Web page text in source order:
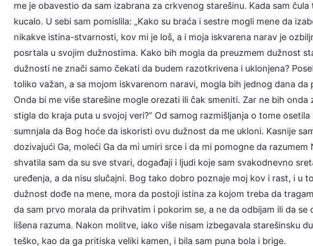
me je obavestio da sam izabrana za crkvenog starešinu. Kada sam
kucalo. U sebi sam pomislila: „Kako su braća i sestre mogli mene da
nikakve istina-stvarnosti, kov mi je loš, a i moja iskvarena narav je
posrtala u svojim dužnostima. Kako bih mogla da preuzmem dužnost
dužnosti ne znači samo čekati da budem razotkrivena i uklonjena?
toliko važan, a sa mojom iskvarenom naravi, mogla bih jednog dana da
Onda bi me više starešine mogle orezati ili čak smeniti. Zar ne bih
stigla do kraja puta u svojoj veri?” Od samog razmišljanja o tome
sumnjala da Bog hoće da iskoristi ovu dužnost da me ukloni. Kasnije
dozivajući Ga, moleći Ga da mi umiri srce i da mi pomogne da razumem
shvatila sam da su sve stvari, događaji i ljudi koje sam svakodnevno
uređenja, a da nisu slučajni. Bog tako dobro poznaje moj kov i rast, i u
dužnost dođe na mene, mora da postoji istina za kojom treba da
da sam prvo morala da prihvatim i pokorim se, a ne da odbijam ili da
lišena razuma. Nakon molitve, iako više nisam izbegavala starešinsku
teško, kao da ga pritiska veliki kamen, i bila sam puna bola i brige.